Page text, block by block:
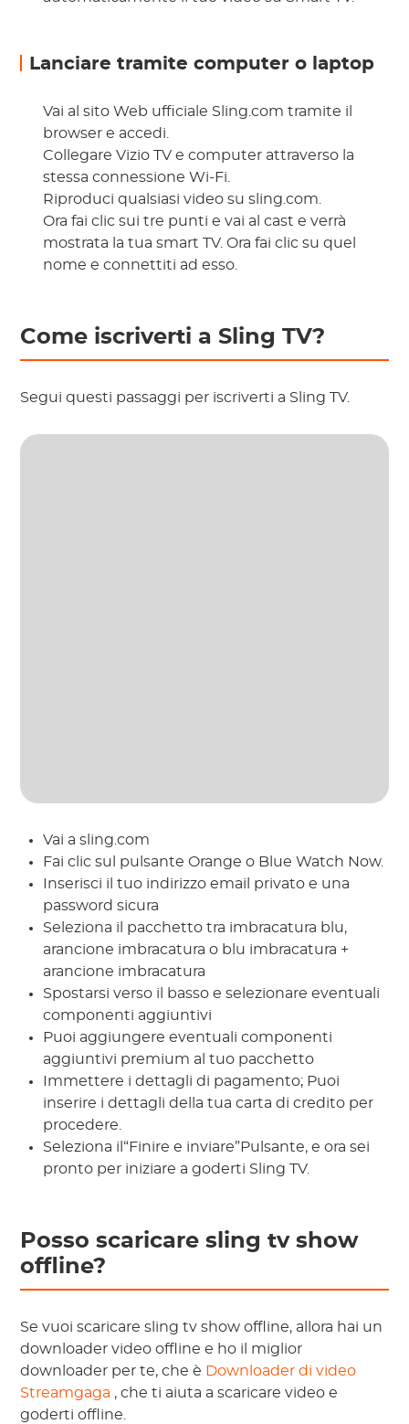
Lanciare tramite computer o laptop
Vai al sito Web ufficiale Sling.com tramite il
browser e accedi.
Collegare Vizio TV e computer attraverso la
stessa connessione Wi-Fi.
Riproduci qualsiasi video su sling.com.
Ora fai clic sui tre punti e vai al cast e verrà
mostrata la tua smart TV. Ora fai clic su quel
nome e connettiti ad esso.
Come iscriverti a Sling TV?
Segui questi passaggi per iscriverti a Sling TV.
Vai a sling.com
Fai clic sul pulsante Orange o Blue Watch Now.
Inserisci il tuo indirizzo email privato e una
password sicura
Seleziona il pacchetto tra imbracatura blu,
arancione imbracatura o blu imbracatura +
arancione imbracatura
Spostarsi verso il basso e selezionare eventuali
componenti aggiuntivi
Puoi aggiungere eventuali componenti
aggiuntivi premium al tuo pacchetto
Immettere i dettagli di pagamento; Puoi
inserire i dettagli della tua carta di credito per
procedere.
Seleziona il“Finire e inviare”Pulsante, e ora sei
pronto per iniziare a goderti Sling TV.
Posso scaricare sling tv show
offline?
Se vuoi scaricare sling tv show offline, allora hai un
downloader video offline e ho il miglior
downloader per te, che è Downloader di video
Streamgaga , che ti aiuta a scaricare video e
goderti offline.